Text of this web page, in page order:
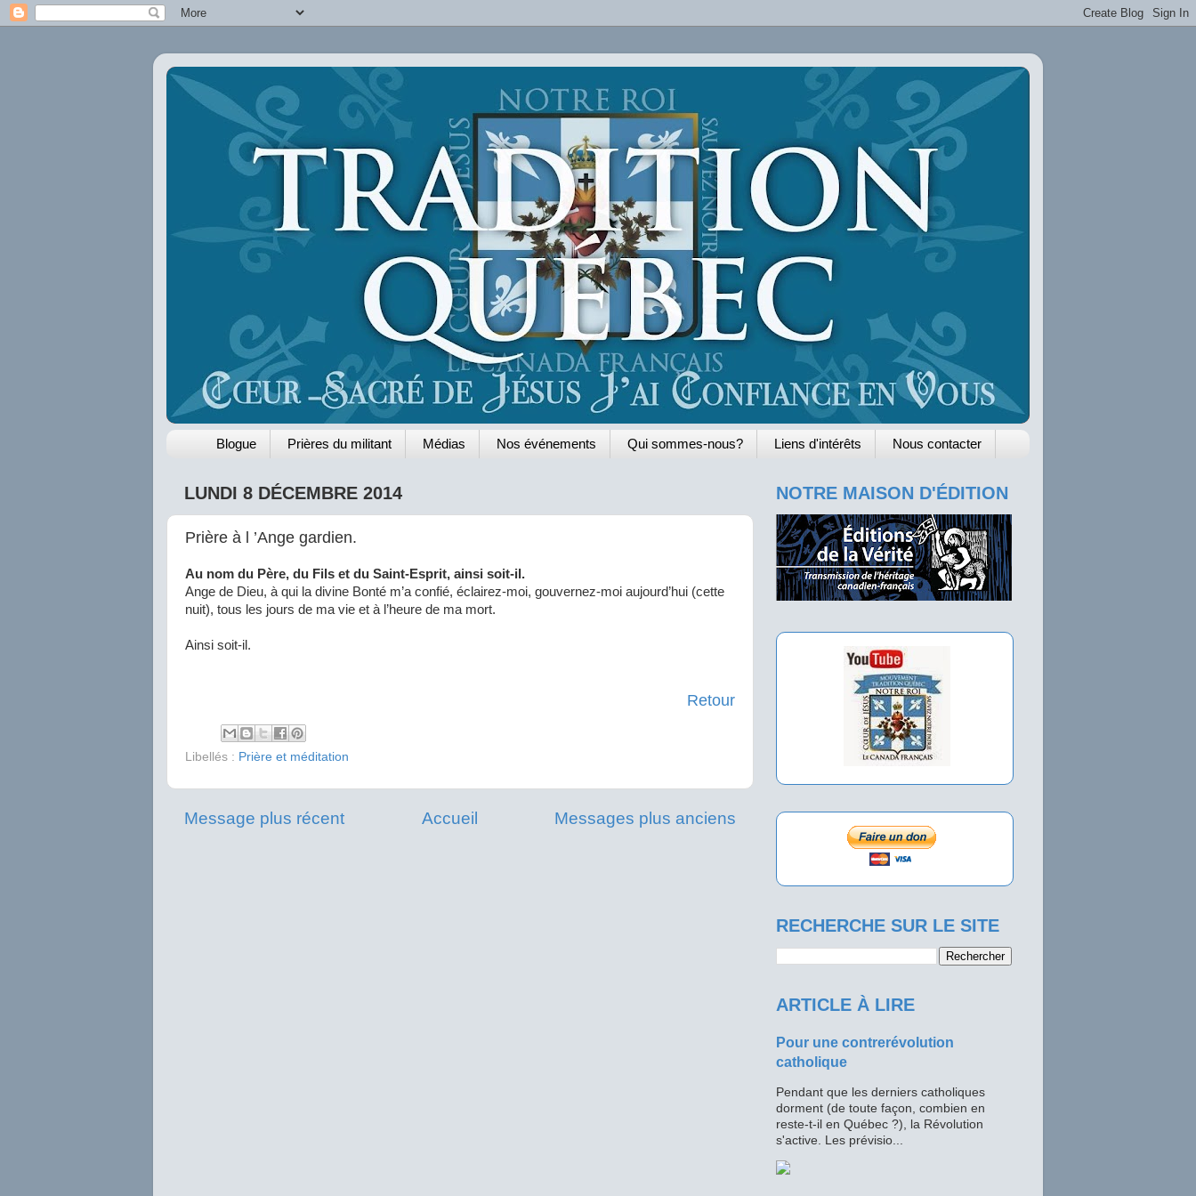
Blogue Prières du militant Médias Nos événements Qui sommes-nous? Liens d'intérêts Nous contacter
LUNDI 8 DÉCEMBRE 2014
Prière à l ’Ange gardien.
Au nom du Père, du Fils et du Saint-Esprit, ainsi soit-il.
Ange de Dieu, à qui la divine Bonté m’a confié, éclairez-moi, gouvernez-moi aujourd’hui (cette
nuit), tous les jours de ma vie et à l’heure de ma mort.
Ainsi soit-il.
Retour
Libellés : Prière et méditation
Message plus récent Messages plus anciens
Accueil
NOTRE MAISON D'ÉDITION
RECHERCHE SUR LE SITE
ARTICLE À LIRE
Pour une contrerévolution
catholique
Pendant que les derniers catholiques
dorment (de toute façon, combien en
reste-t-il en Québec ?), la Révolution
s'active. Les prévisio...